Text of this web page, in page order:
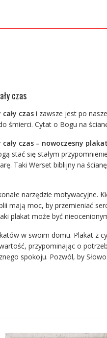
czas
czas i zawsze jest po
śmierci. Cytat o Bogu na
czas – nowoczesny
stać się stałym
Taki Werset biblijny na
narzędzie motywacyjne.
mają moc, by przemieniać
plakat może być
w swoim domu. Plakat z
przypominając o
spokoju. Pozwól, by